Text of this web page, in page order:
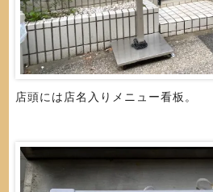
店頭には店名入りメニュー看板。